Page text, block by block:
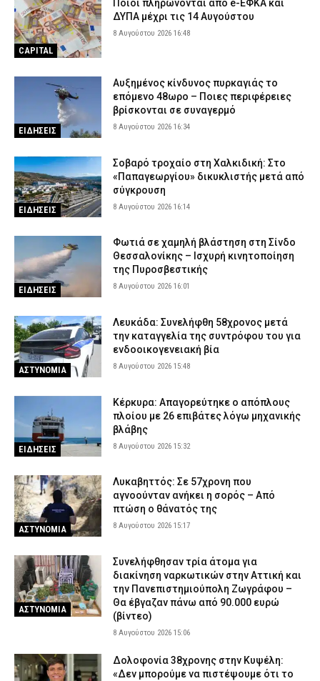
μου» λέει ο δικηγόρος της 46χρονης – «Η ίδια εξέταση είχε
γίνει και το 2022»
ΑΣΤΥΝΟΜΙΑ 8 Αυγούστου 2026 10:00
από ηλεκτρικό πατίνι
ΕΙΔΗΣΕΙΣ 8 Αυγούστου 2026 09:46
CAPITAL
Ποιοι πληρώνονται από e-ΕΦΚΑ και
ΔΥΠΑ μέχρι τις 14 Αυγούστου
8 Αυγούστου 2026 16:48
ΕΙΔΗΣΕΙΣ
Αυξημένος κίνδυνος πυρκαγιάς το
επόμενο 48ωρο – Ποιες περιφέρειες
βρίσκονται σε συναγερμό
8 Αυγούστου 2026 16:34
ΕΙΔΗΣΕΙΣ
Σοβαρό τροχαίο στη Χαλκιδική: Στο
«Παπαγεωργίου» δικυκλιστής μετά από
σύγκρουση
8 Αυγούστου 2026 16:14
ΕΙΔΗΣΕΙΣ
Φωτιά σε χαμηλή βλάστηση στη Σίνδο
Θεσσαλονίκης – Ισχυρή κινητοποίηση
της Πυροσβεστικής
8 Αυγούστου 2026 16:01
ΑΣΤΥΝΟΜΙΑ
Λευκάδα: Συνελήφθη 58χρονος μετά
την καταγγελία της συντρόφου του για
ενδοοικογενειακή βία
8 Αυγούστου 2026 15:48
ΕΙΔΗΣΕΙΣ
Κέρκυρα: Απαγορεύτηκε ο απόπλους
πλοίου με 26 επιβάτες λόγω μηχανικής
βλάβης
8 Αυγούστου 2026 15:32
ΑΣΤΥΝΟΜΙΑ
Λυκαβηττός: Σε 57χρονη που
αγνοούνταν ανήκει η σορός – Από
πτώση ο θάνατός της
8 Αυγούστου 2026 15:17
ΑΣΤΥΝΟΜΙΑ
Συνελήφθησαν τρία άτομα για
διακίνηση ναρκωτικών στην Αττική και
την Πανεπιστημιούπολη Ζωγράφου –
Θα έβγαζαν πάνω από 90.000 ευρώ
(βίντεο)
8 Αυγούστου 2026 15:06
Δολοφονία 38χρονης στην Κυψέλη:
«Δεν μπορούμε να πιστέψουμε ότι το